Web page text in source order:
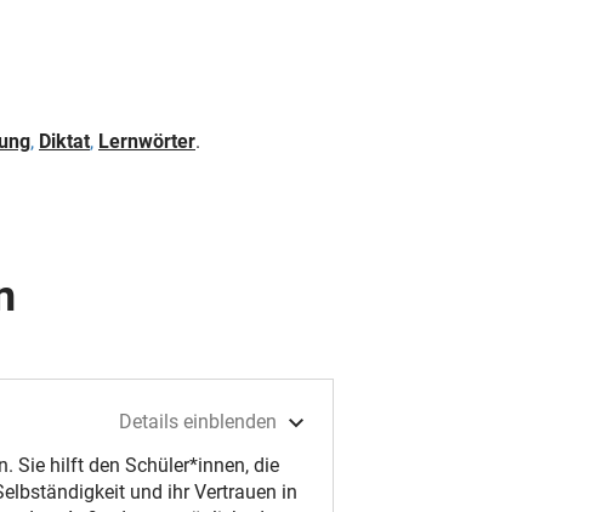
, Diktat, Lernwörter.
Details einblenden
Sie hilft den Schüler*innen, die
und ihr Vertrauen in